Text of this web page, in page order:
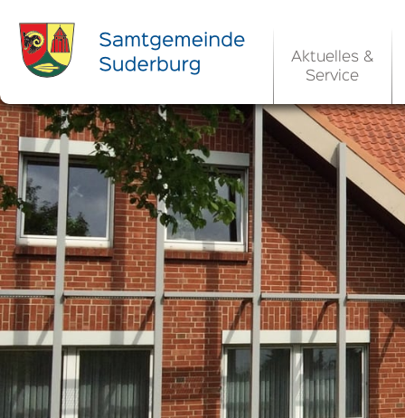
Aktuelles &
Service
Ortsrecht &
Rats- und
Aktuelle
Ortsrecht /
Allgemeine
Kommunale
EU-
Widmungen